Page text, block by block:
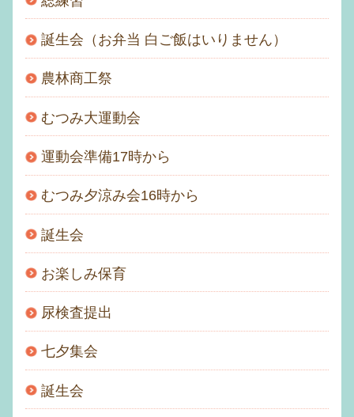
誕生会（お弁当 白ご飯はいりません）
農林商工祭
むつみ大運動会
運動会準備17時から
むつみ夕涼み会16時から
誕生会
お楽しみ保育
尿検査提出
七夕集会
誕生会